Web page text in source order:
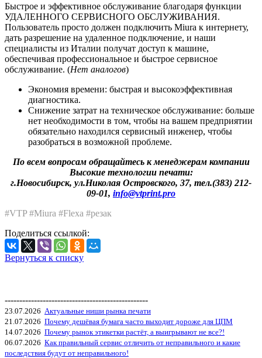
Быстрое и эффективное обслуживание благодаря функции
УДАЛЕННОГО СЕРВИСНОГО ОБСЛУЖИВАНИЯ.
Пользователь просто должен подключить Miura к интернету,
дать разрешение на удаленное подключение, и наши
специалисты из Италии получат доступ к машине,
обеспечивая профессиональное и быстрое сервисное
обслуживание. (Нет аналогов)
Экономия времени: быстрая и высокоэффективная
диагностика.
Снижение затрат на техническое обслуживание: больше
нет необходимости в том, чтобы на вашем предприятии
обязательно находился сервисный инженер, чтобы
разобраться в возможной проблеме.
По всем вопросам обращайтесь к менеджерам компании
Высокие технологии печати:
г.Новосибирск, ул.Николая Островского, 37, тел.(383) 212-
09-01, info@vtprint.pro
#VTP #Miura #Flexa #резак
Поделиться ссылкой:
Вернуться к списку
-------------------------------------------------
23.07.2026 Актуальные ниши рынка печати
21.07.2026 Почему дешёвая бумага часто выходит дороже для ЦПМ
14.07.2026 Почему рынок этикетки растёт, а выигрывают не все?!
06.07.2026 Как правильный сервис отличить от неправильного и какие
последствия будут от неправильного!